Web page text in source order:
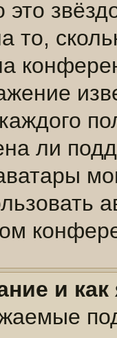
то,
ли
и